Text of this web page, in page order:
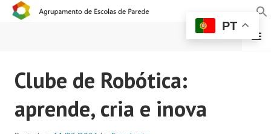
AGRUPAMENTO DE
ESCOLAS DE PAREDE
MENU
Clube de Robótica:
aprende, cria e inova
PT